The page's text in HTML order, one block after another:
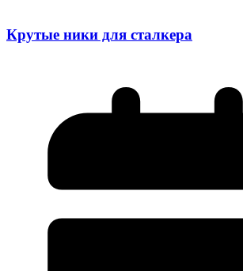
Крутые ники для сталкера